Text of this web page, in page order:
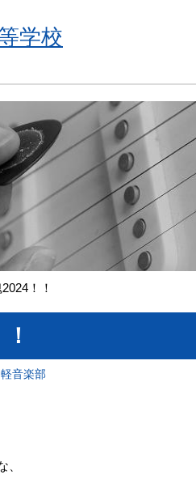
学校
！！
音楽部
、